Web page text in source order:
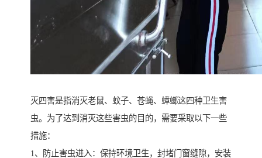
灭四害是指消灭老鼠、蚊子、苍蝇、蟑螂这四种卫生害
虫。为了达到消灭这些害虫的目的，需要采取以下一些
措施：
1、防止害虫进入：保持环境卫生，封堵门窗缝隙，安装